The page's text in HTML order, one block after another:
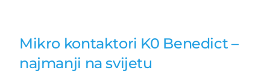
Mikro kontaktori K0 Benedict –
najmanji na svijetu